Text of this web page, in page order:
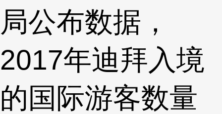
局公布数据，
2017年迪拜入境
的国际游客数量